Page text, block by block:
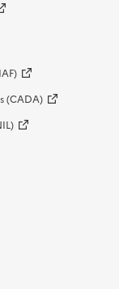
(CADA)